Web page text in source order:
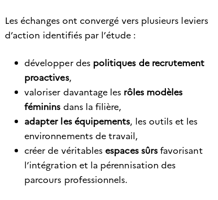
Les échanges ont convergé vers plusieurs leviers
d’action identifiés par l’étude :
développer des politiques de recrutement
proactives,
valoriser davantage les rôles modèles
féminins dans la filière,
adapter les équipements, les outils et les
environnements de travail,
créer de véritables espaces sûrsfavorisant
l’intégration et la pérennisation des
parcours professionnels.